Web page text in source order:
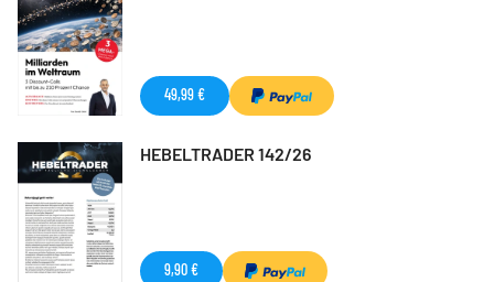
49,99 €
HEBELTRADER 142/26
9,90 €